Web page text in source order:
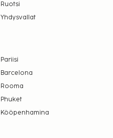
Ruotsi
Yhdysvallat
Pariisi
Barcelona
Rooma
Phuket
Kööpenhamina